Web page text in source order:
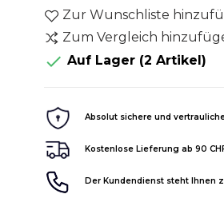
Zur Wunschliste
Zum Vergleich
 Auf Lager (2 Artikel)
Absolut sichere und
Kostenlose Lieferung ab 90
Der Kundendienst steht Ihnen